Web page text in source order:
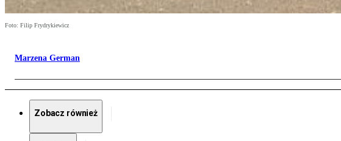
Foto: Filip Frydrykiewicz
Marzena German
Zobacz również